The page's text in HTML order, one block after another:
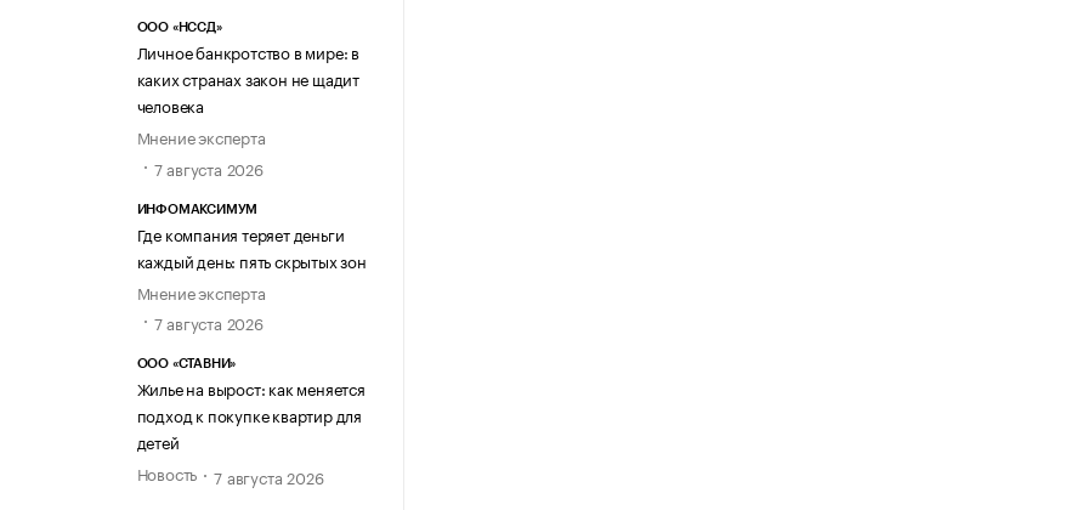
ООО «НССД»
Личное банкротство в мире: в
каких странах закон не щадит
человека
Мнение эксперта
7 августа 2026
ИНФОМАКСИМУМ
Где компания теряет деньги
каждый день: пять скрытых зон
Мнение эксперта
7 августа 2026
ООО «СТАВНИ»
Жилье на вырост: как меняется
подход к покупке квартир для
детей
Новость
7 августа 2026